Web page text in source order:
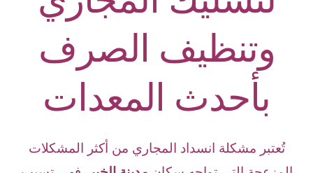
وتنظيف الصرف
بأحدث المعدات
تُعتبر مشكلة انسداد المجاري من أكثر المشكلات